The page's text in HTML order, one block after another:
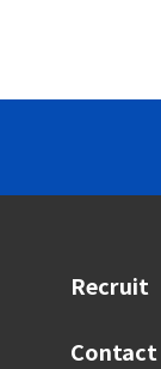
Recruit
Contact